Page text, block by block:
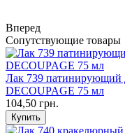
Вперед
Сопутствующие товары
Лак 739 патинирующий
DECOUPAGE 75 мл
104,50 грн.